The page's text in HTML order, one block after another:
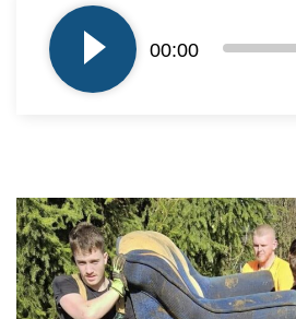
plików
dźwiękowych
00:00